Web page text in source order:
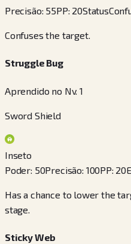
Precisão: 55PP: 20Status
Confuses the target.
Struggle Bug
Aprendido no Nv. 1
Sword Shield
Inseto
Poder: 50Precisão: 100PP: 20
Has a chance to lower the
stage.
Sticky Web